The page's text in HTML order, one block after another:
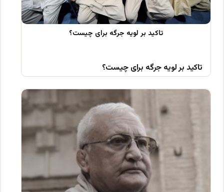
تاکید بر لویه جرگه برای چیست؟